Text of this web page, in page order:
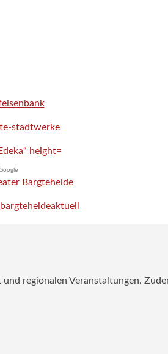
regionalen Veranstaltungen.